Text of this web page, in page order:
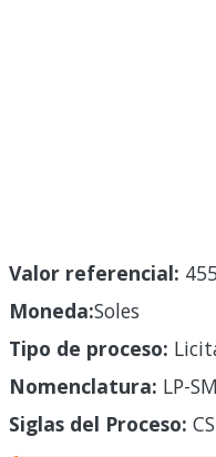
Valor referencial:
Moneda:Soles
Tipo de proceso:
Nomenclatura: LP-
Siglas del Proceso: